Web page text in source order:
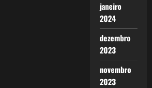
janeiro
2024
dezembro
2023
novembro
2023